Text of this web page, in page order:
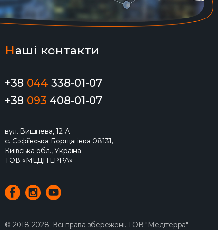
Наші контакти
+38 044 338-01-07
+38 093 408-01-07
вул. Вишнева, 12 А
с. Софіївська Борщагівка 08131,
Київська обл., Україна
ТОВ «МЕДІТЕРРА»
© 2018-2028. Всі права збережені. ТОВ "Медітерра"